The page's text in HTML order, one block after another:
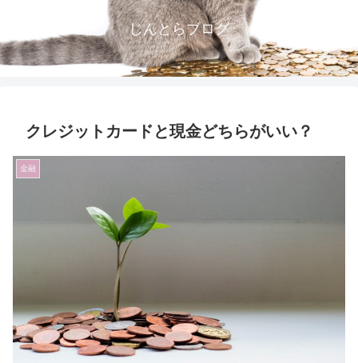
じんとらブログ
クレジットカードと現金どちらがいい？
金融